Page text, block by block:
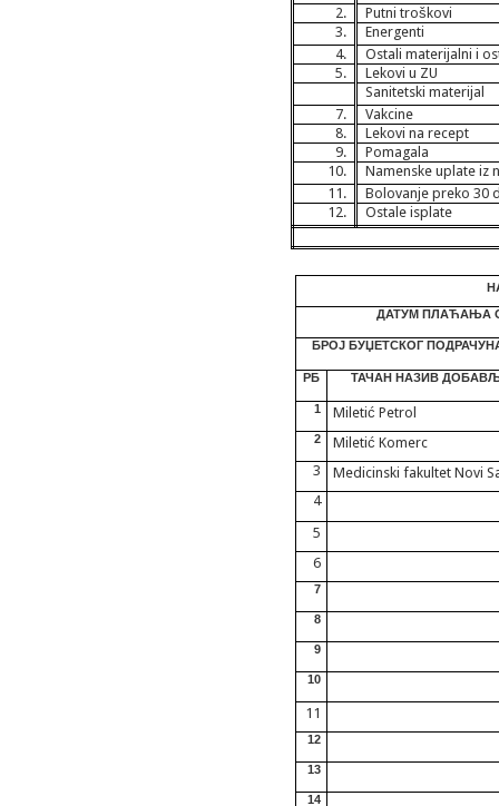
2.
Putni troškovi
3.
Energenti
4.
Ostali materijalni i
5.
Lekovi u ZU
Sanitetski materijal
7.
Vakcine
8.
Lekovi na recept
9.
Pomagala
10.
Namenske uplate iz
11.
Bolovanje preko 30
12.
Ostale isplate
ДАТУМ ПЛАЋАЊА
БРОЈ БУЏЕТСКОГ
РБ ТАЧАН НАЗИВ
1 Miletić Petrol
2
Miletić Komerc
3
Medicinski fakultet Novi
4
5
6
7
8
9
10
11
12
13
14